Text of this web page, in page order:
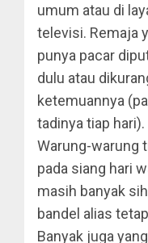
umum atau di
televisi. Remaja
punya pacar
dulu atau
ketemuannya
tadinya tiap hari).
Warung-warung
pada siang hari
masih banyak
bandel alias
Banyak juga